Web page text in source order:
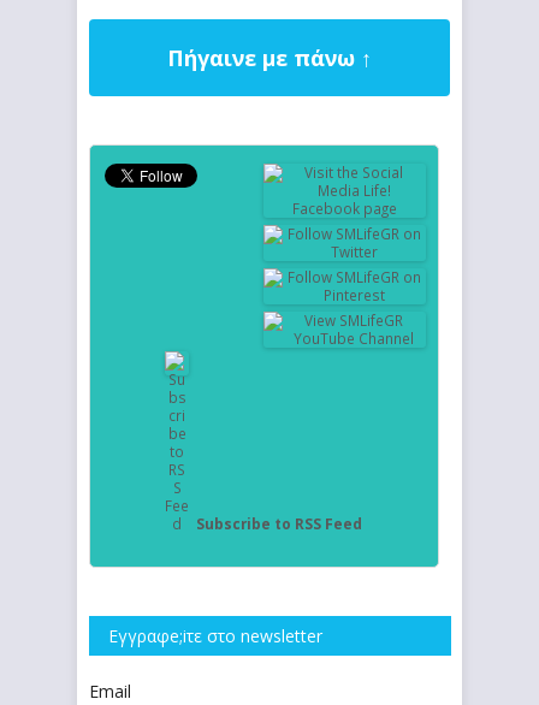
Πήγαινε με πάνω ↑
Subscribe to RSS Feed
Εγγραφe;iτε στο newsletter
Email